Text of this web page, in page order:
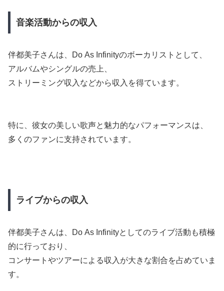
音楽活動からの収入
伴都美子さんは、Do As Infinityのボーカリストとして、
アルバムやシングルの売上、
ストリーミング収入などから収入を得ています。
特に、彼女の美しい歌声と魅力的なパフォーマンスは、
多くのファンに支持されています。
ライブからの収入
伴都美子さんは、Do As Infinityとしてのライブ活動も積極
的に行っており、
コンサートやツアーによる収入が大きな割合を占めていま
す。